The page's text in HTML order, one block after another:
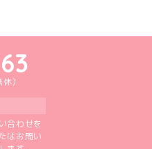
公式アカウント
みんX公式アカウント
りーみんInstagram公式アカウント
めいどりーみんFacebook公式アカウン
めいどりーみんYouTube公式アカ
）
合わせを
はお問い